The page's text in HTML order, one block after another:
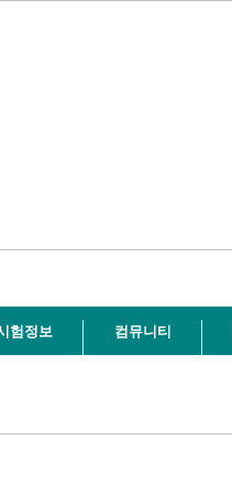
험정보 컴뮤니티